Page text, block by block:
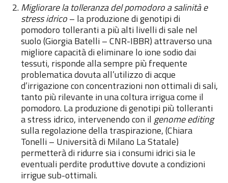
Migliorare la tolleranza del pomodoro a salinità e
stress idrico– la produzione di genotipi di
pomodoro tolleranti a più alti livelli di sale nel
suolo (Giorgia Batelli – CNR-IBBR) attraverso una
migliore capacità di eliminare lo ione sodio dai
tessuti, risponde alla sempre più frequente
problematica dovuta all’utilizzo di acque
d’irrigazione con concentrazioni non ottimali di sali,
tanto più rilevante in una coltura irrigua come il
pomodoro. La produzione di genotipi più tolleranti
a stress idrico, intervenendo con il genome editing
sulla regolazione della traspirazione, (Chiara
Tonelli – Università di Milano La Statale)
permetterà di ridurre sia i consumi idrici sia le
eventuali perdite produttive dovute a condizioni
irrigue sub-ottimali.